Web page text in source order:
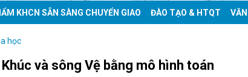
KHCN SẴN SÀNG CHUYỂN GIAO ĐÀO TẠO & HTQT
học
và sông Vệ bằng mô hình toán